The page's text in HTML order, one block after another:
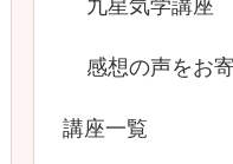
九星気学講座
感想の声をお
講座一覧